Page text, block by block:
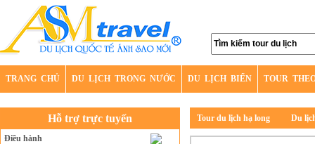
TRANG CHỦ DU LỊCH TRONG NƯỚC DU LỊCH BIỂN TOUR
Hỗ trợ trực tuyến
Điều hành
Tour du lịch hạ long Du